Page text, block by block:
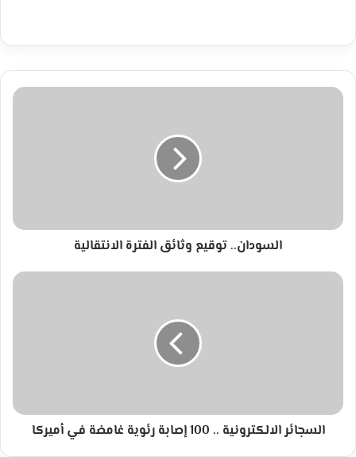
السودان..
السودان.. توقيع وثائق الفترة الانتقالية
السجائر
أميركا
السجائر الالكترونية .. 100 إصابة رئوية غامضة في أميركا